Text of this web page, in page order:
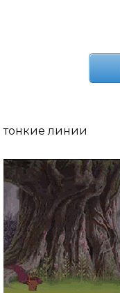
тонкие линии